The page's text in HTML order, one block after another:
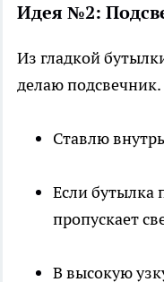
Идея №2:
Из гладкой
делаю подсвечник.
Ставлю
Если бутылка
пропускает
В высокую